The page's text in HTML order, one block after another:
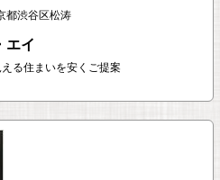
都渋谷区松涛
エイ
る住まいを安くご提案